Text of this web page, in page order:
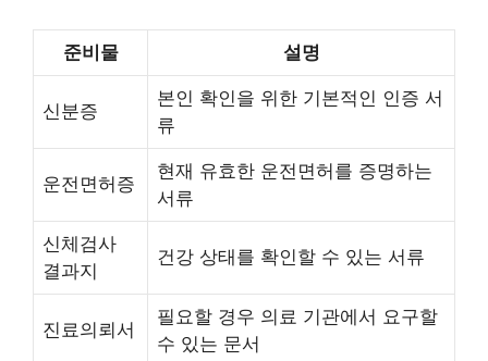
준비물 설명
신분증
본인 확인을 위한 기본적인 인증 서
류
운전면허증
현재 유효한 운전면허를 증명하는
서류
신체검사
결과지
건강 상태를 확인할 수 있는 서류
진료의뢰서
필요할 경우 의료 기관에서 요구할
수 있는 문서